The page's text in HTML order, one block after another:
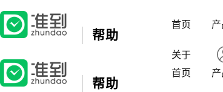
帮助
首页
关于
帮助
首页